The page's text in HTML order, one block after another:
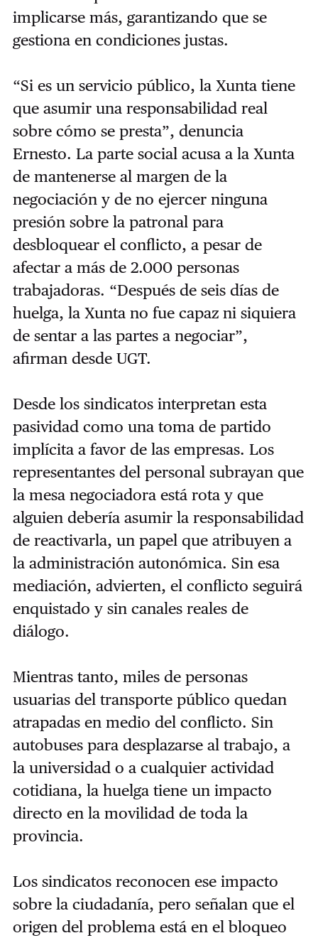
implicarse más, garantizando que se
gestiona en condiciones justas.
“Si es un servicio público, la Xunta tiene
que asumir una responsabilidad real
sobre cómo se presta”, denuncia
Ernesto. La parte social acusa a la Xunta
de mantenerse al margen de la
negociación y de no ejercer ninguna
presión sobre la patronal para
desbloquear el conflicto, a pesar de
afectar a más de 2.000 personas
trabajadoras. “Después de seis días de
huelga, la Xunta no fue capaz ni siquiera
de sentar a las partes a negociar”,
afirman desde UGT.
Desde los sindicatos interpretan esta
pasividad como una toma de partido
implícita a favor de las empresas. Los
representantes del personal subrayan que
la mesa negociadora está rota y que
alguien debería asumir la responsabilidad
de reactivarla, un papel que atribuyen a
la administración autonómica. Sin esa
mediación, advierten, el conflicto seguirá
enquistado y sin canales reales de
diálogo.
Mientras tanto, miles de personas
usuarias del transporte público quedan
atrapadas en medio del conflicto. Sin
autobuses para desplazarse al trabajo, a
la universidad o a cualquier actividad
cotidiana, la huelga tiene un impacto
directo en la movilidad de toda la
provincia.
Los sindicatos reconocen ese impacto
sobre la ciudadanía, pero señalan que el
origen del problema está en el bloqueo